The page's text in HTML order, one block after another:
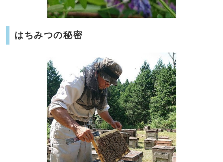
はちみつの秘密